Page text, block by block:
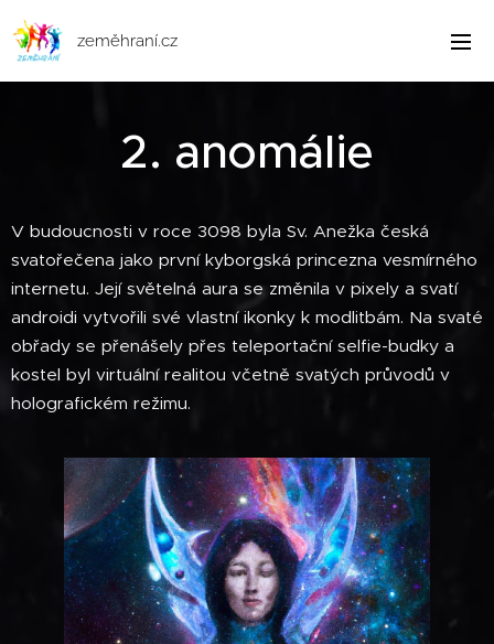
zeměhraní.cz
2. anomálie
V budoucnosti v roce 3098 byla Sv. Anežka česká
svatořečena jako první kyborgská princezna vesmírného
internetu. Její světelná aura se změnila v pixely a svatí
androidi vytvořili své vlastní ikonky k modlitbám. Na svaté
obřady se přenášely přes teleportační selfie-budky a
kostel byl virtuální realitou včetně svatých průvodů v
holografickém režimu.